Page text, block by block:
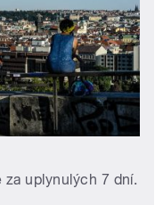
za uplynulých 7 dní.